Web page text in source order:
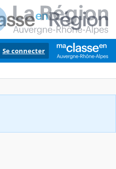
Se connecter